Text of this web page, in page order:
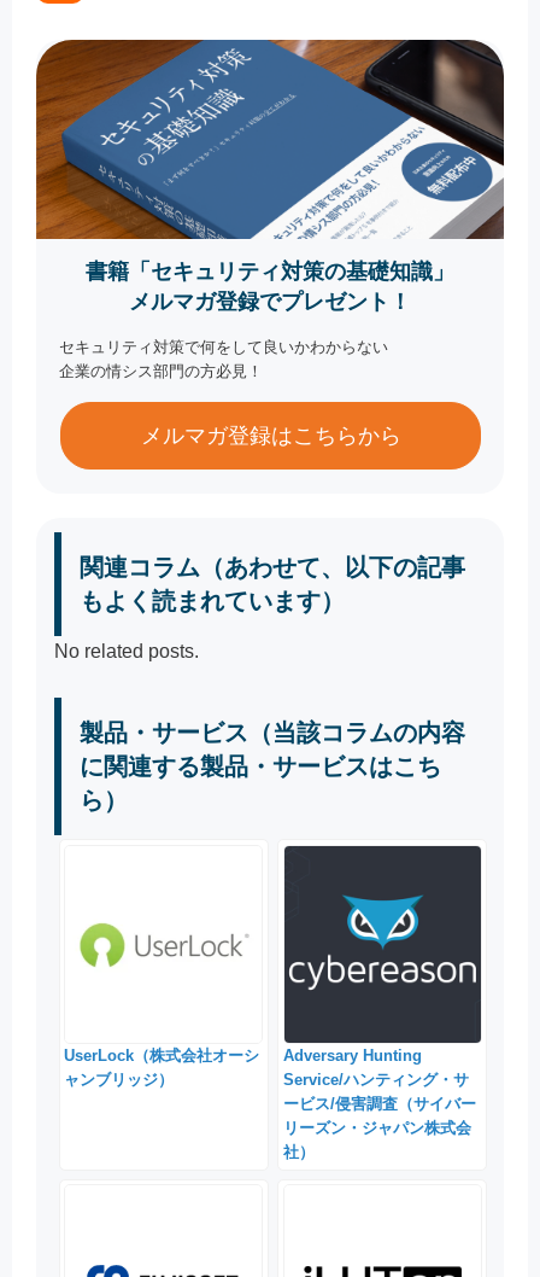
書籍「セキュリティ対策の基礎知識」
メルマガ登録でプレゼント！
セキュリティ対策で何をして良いかわからない
企業の情シス部門の方必見！
メルマガ登録はこちらから
関連コラム（あわせて、以下の記事
もよく読まれています）
No related posts.
製品・サービス（当該コラムの内容
に関連する製品・サービスはこち
ら）
UserLock（株式会社オーシ
ャンブリッジ）
Adversary Hunting
Service/ハンティング・サ
ービス/侵害調査（サイバー
リーズン・ジャパン株式会
社）